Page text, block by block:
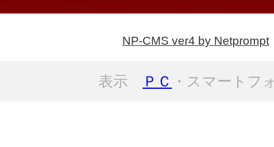
NP-CMS ver4 by Netprompt
表示 ＰＣ ・スマートフ